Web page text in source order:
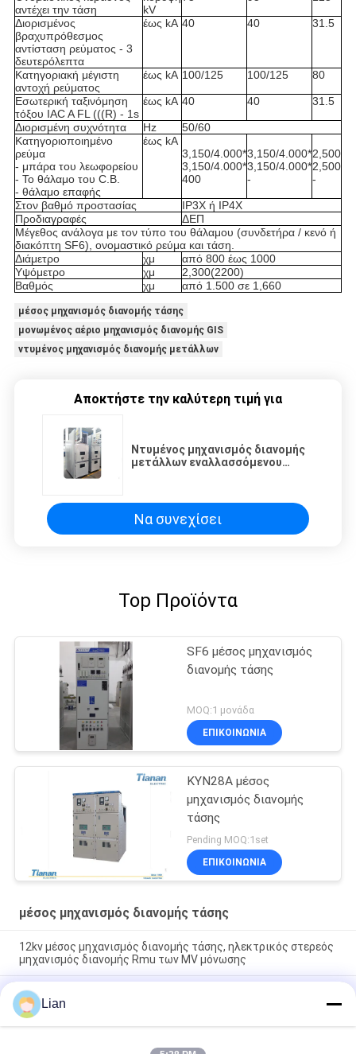
αντέχει την τάση
kV
Διορισμένος
βραχυπρόθεσμος
αντίσταση ρεύματος - 3
δευτερόλεπτα
έως kA 40 40 31.5
Κατηγοριακή μέγιστη
αντοχή ρεύματος
έως kA 100/125 100/125 80
Εσωτερική ταξινόμηση
τόξου IAC A FL (((R) - 1s
έως kA 40 40 31.5
Διορισμένη συχνότητα Hz
50/60
Κατηγοριοποιημένο
ρεύμα
- μπάρα του λεωφορείου
- Το θάλαμο του C.B.
- θάλαμο επαφής
έως kA
3,150/4.000*
3,150/4.000*
400
3,150/4.000*
3,150/4.000*
-
2,500
2,500
-
Στον βαθμό προστασίας
IP3X ή IP4X
Προδιαγραφές
ΔΕΠ
Μέγεθος ανάλογα με τον τύπο του θάλαμου (συνδετήρα / κενό ή
διακόπτη SF6), ονομαστικό ρεύμα και τάση.
Διάμετρο
χμ
από 800 έως 1000
Υψόμετρο
χμ
2,300(2200)
Βαθμός
χμ από 1.500 σε 1,660
μέσος μηχανισμός διανομής τάσης
μονωμένος αέριο μηχανισμός διανομής GIS
ντυμένος μηχανισμός διανομής μετάλλων
Αποκτήστε την καλύτερη τιμή για
Ντυμένος μηχανισμός διανομής
μετάλλων εναλλασσόμενου
Να συνεχίσει
Top Προϊόντα
SF6 μέσος μηχανισμός
διανομής τάσης
MOQ:1 μονάδα
ΕΠΙΚΟΙΝΩΝΊΑ
KYN28A μέσος
μηχανισμός διανομής
τάσης
Pending MOQ:1set
ΕΠΙΚΟΙΝΩΝΊΑ
μέσος μηχανισμός διανομής τάσης
12kv μέσος μηχανισμός διανομής τάσης, ηλεκτρικός στερεός
μηχανισμός διανομής Rmu των MV μόνωσης
Κύριες μονάδες δαχτυλιδιών Rmu MV GIS Sf6 και συμπαγές
μέταλλο εναλλασσόμενου ρεύματος συστημάτων μηχανισμών
διανομής - ντυμένες
Sf6 μονωμένος ο αέριο μηχανισμός διανομής, χτυπά την
Lian